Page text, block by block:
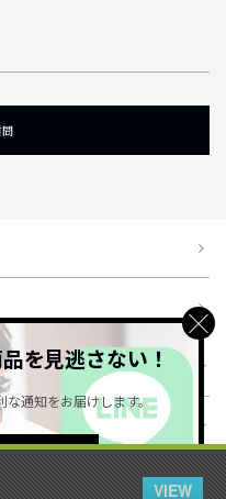
VIEW
を見逃さない！
な通知をお届けします。
ら ＞